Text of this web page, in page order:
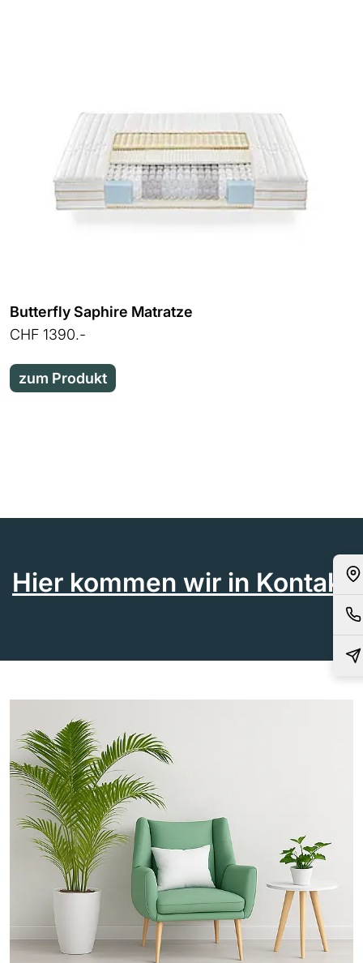
Butterfly Saphire Matratze
CHF 1390.-
zum Produkt
Hier kommen wir in Kontakt